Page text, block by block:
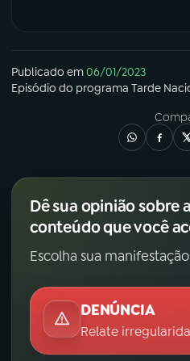
Publicado em06/01/2023
Episódio do programa Tarde
Dê sua opinião sobre
conteúdo que você
Escolha sua
DENÚNCIA
Relate